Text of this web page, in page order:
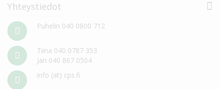
Yhteystiedot
Puhelin 040 0800 712
Tiina 040 0787 353
Jari 040 867 0504
info (at) cps.fi